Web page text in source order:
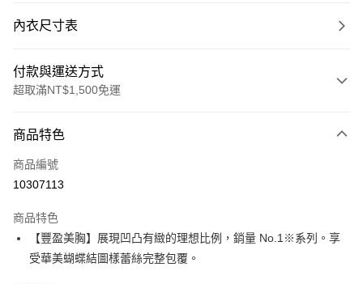
內衣尺寸表
付款與運送方式
超取滿NT$1,500免運
信用卡一次付款
超商取貨付款
Apple Pay
商品特色
商品編號
10307113
商品特色
【豐盈美胸】展現凹凸有緻的理想比例，銷量 No.1※系列。享
受華美蝴蝶結圖樣蕾絲完整包覆。